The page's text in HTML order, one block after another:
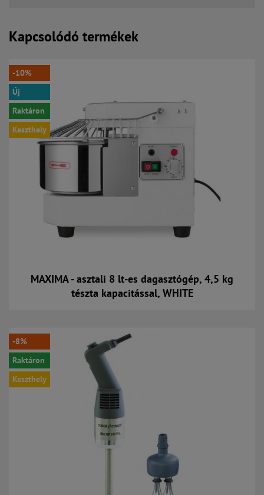
Kapcsolódó termékek
-10%
Új
Raktáron
Keszthely
MAXIMA - asztali 8 lt-es dagasztógép, 4,5 kg
tészta kapacitással, WHITE
Kosárba
-8%
Raktáron
Keszthely